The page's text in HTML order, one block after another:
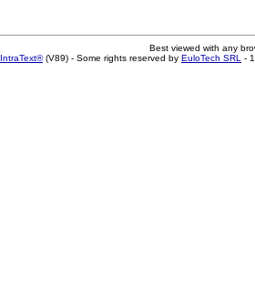
Best viewed with any
IntraText®(V89) - Some rights reserved by EuloTech SRL -